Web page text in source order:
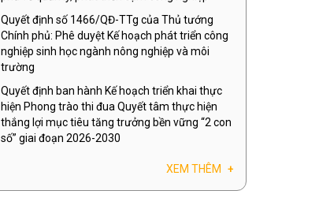
Quyết định số 1466/QĐ-TTg của Thủ tướng
Chính phủ: Phê duyệt Kế hoạch phát triển công
nghiệp sinh học ngành nông nghiệp và môi
trường
Quyết định ban hành Kế hoạch triển khai thực
hiện Phong trào thi đua Quyết tâm thực hiện
thắng lợi mục tiêu tăng trưởng bền vững “2 con
số” giai đoạn 2026-2030
XEM THÊM +